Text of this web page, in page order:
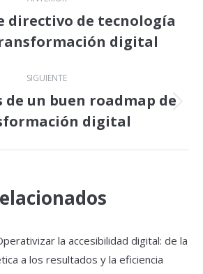
Publicación
anterior:
directivo de tecnología
digital
SIGUIENTE
Publicación
siguiente:
de un buen roadmap de
digital
la accesibilidad digital: de la
a los resultados y la eficiencia